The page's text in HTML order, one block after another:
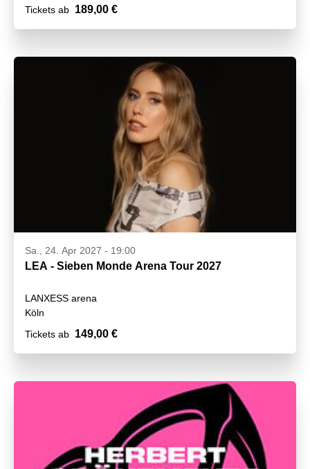
Tickets ab 189,00 €
Sa., 24. Apr 2027 - 19:00
LEA - Sieben Monde Arena Tour 2027
LANXESS arena
Köln
Tickets ab 149,00 €